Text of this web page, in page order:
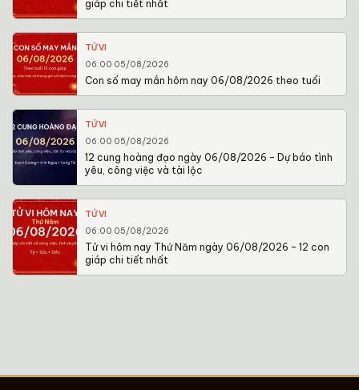
giáp chi tiết nhất
TỬ VI
06:00 05/08/2026
Con số may mắn hôm nay 06/08/2026 theo tuổi
TỬ VI
06:00 05/08/2026
12 cung hoàng đạo ngày 06/08/2026 – Dự báo tình
yêu, công việc và tài lộc
TỬ VI
06:00 05/08/2026
Tử vi hôm nay Thứ Năm ngày 06/08/2026 – 12 con
giáp chi tiết nhất